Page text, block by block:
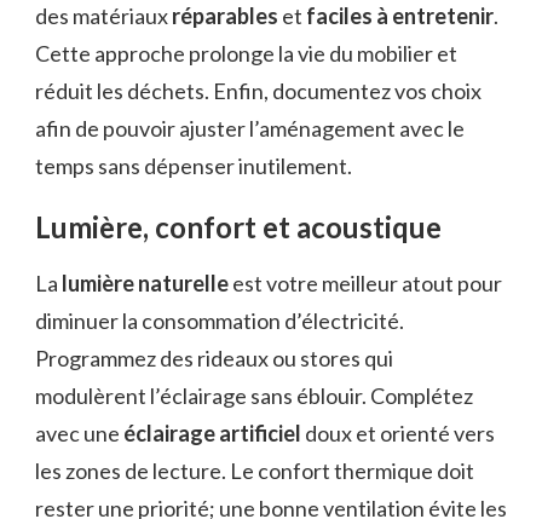
des matériauxréparables et faciles à entretenir.
Cette approche prolonge la vie du mobilier et
réduit les déchets. Enfin, documentez vos choix
afin de pouvoir ajuster l’aménagement avec le
temps sans dépenser inutilement.
Lumière, confort et acoustique
La lumière naturelleest votre meilleur atout pour
diminuer la consommation d’électricité.
Programmez des rideaux ou stores qui
modulèrent l’éclairage sans éblouir. Complétez
avec une éclairage artificiel doux et orienté vers
les zones de lecture. Le confort thermique doit
rester une priorité; une bonne ventilation évite les